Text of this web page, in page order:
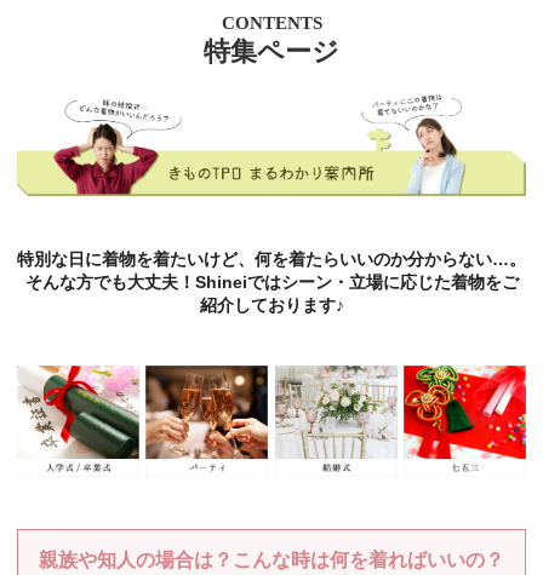
CONTENTS
特集ページ
特別な日に着物を着たいけど、何を着たらいいのか分からない…。
そんな方でも大丈夫！Shineiではシーン・立場に応じた着物をご
紹介しております♪
親族や知人の場合は？こんな時は何を着ればいいの？